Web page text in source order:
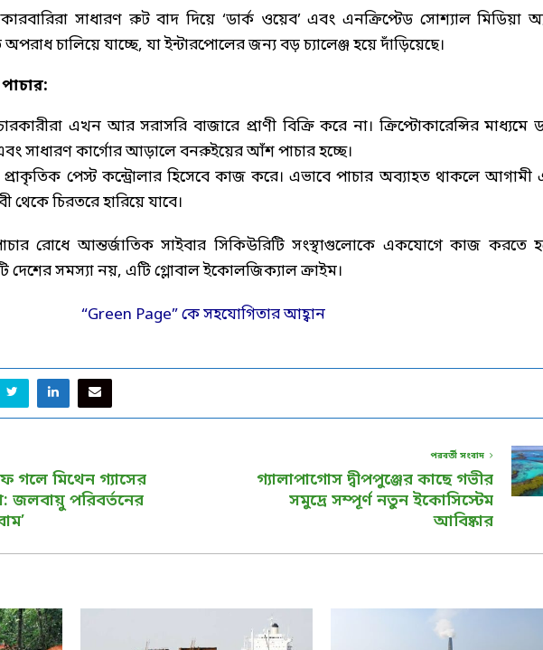
সাধারণ রুট বাদ দিয়ে ‘ডার্ক ওয়েব’ এবং এনক্রিপ্টেড সোশ্যাল মিডিয়া
চালিয়ে যাচ্ছে, যা ইন্টারপোলের জন্য বড় চ্যালেঞ্জ হয়ে দাঁড়িয়েছে।
এখন আর সরাসরি বাজারে প্রাণী বিক্রি করে না। ক্রিপ্টোকারেন্সির মাধ্যমে
সাধারণ কার্গোর আড়ালে বনরুইয়ের আঁশ পাচার হচ্ছে।
পেস্ট কন্ট্রোলার হিসেবে কাজ করে। এভাবে পাচার অব্যাহত থাকলে
থেকে চিরতরে হারিয়ে যাবে।
রোধে আন্তর্জাতিক সাইবার সিকিউরিটি সংস্থাগুলোকে একযোগে কাজ করতে
দেশের সমস্যা নয়, এটি গ্লোবাল ইকোলজিক্যাল ক্রাইম।
গলে মিথেন গ্যাসের
জলবায়ু পরিবর্তনের
পরবর্তী সংবাদ
গ্যালাপাগোস দ্বীপপুঞ্জের কাছে গভীর
সমুদ্রে সম্পূর্ণ নতুন ইকোসিস্টেম
আবিষ্কার